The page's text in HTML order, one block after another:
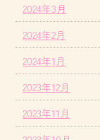
2024年3月
2024年2月
2024年1月
2023年12月
2023年11月